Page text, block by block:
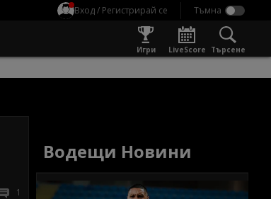
Вход / Регистрирай се
Игри LiveScore Търсене
1
Водещи Новини